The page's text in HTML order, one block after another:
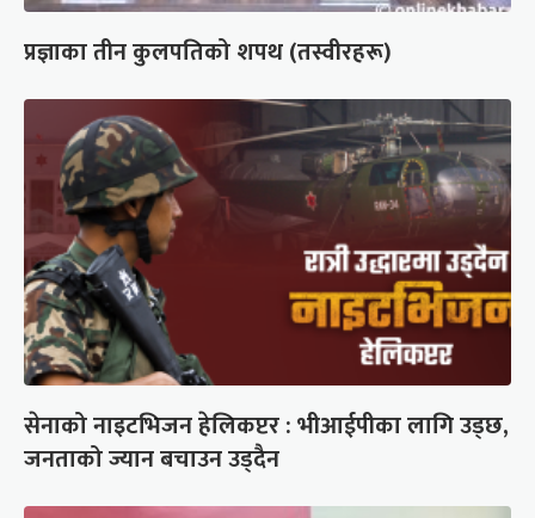
प्रज्ञाका तीन कुलपतिको शपथ (तस्वीरहरू)
सेनाको नाइटभिजन हेलिकप्टर : भीआईपीका लागि उड्छ,
जनताको ज्यान बचाउन उड्दैन